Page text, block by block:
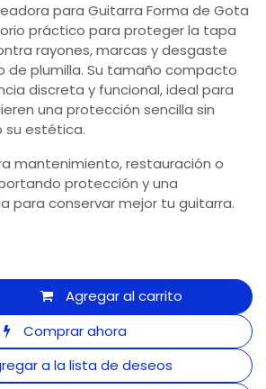
para Guitarra Forma de Gota
práctico para proteger la tapa
rayones, marcas y desgaste
de plumilla. Su tamaño compacto
discreta y funcional, ideal para
una protección sencilla sin
su estética.
mantenimiento, restauración o
protección y una
para conservar mejor tu guitarra.
Agregar al carrito
Comprar ahora
a la lista de deseos